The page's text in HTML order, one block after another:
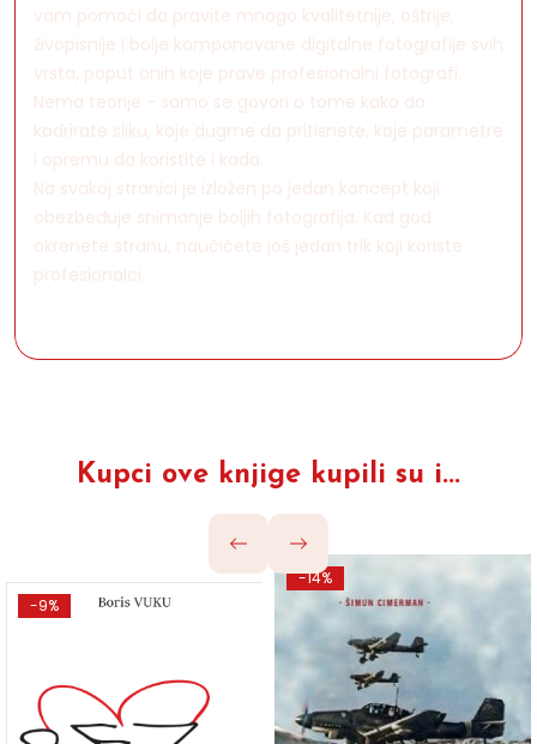
vam pomoći da pravite mnogo kvalitetnije, oštrije,
živopisnije i bolje komponovane digitalne fotografije svih
vrsta, poput onih koje prave profesionalni fotografi.
Nema teorije - samo se govori o tome kako da
kadrirate sliku, koje dugme da pritisnete, koje parametre
i opremu da koristite i kada.
Na svakoj stranici je izložen po jedan koncept koji
obezbeđuje snimanje boljih fotografija. Kad god
okrenete stranu, naučićete još jedan trik koji koriste
profesionalci.
Kupci ove knjige kupili su i...
-9%
-14%